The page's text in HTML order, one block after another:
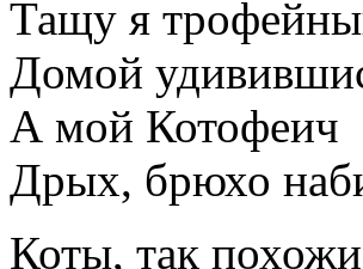
Тащу я
Домой
А мой Котофеич
Дрых, брюхо
Коты, так похожи